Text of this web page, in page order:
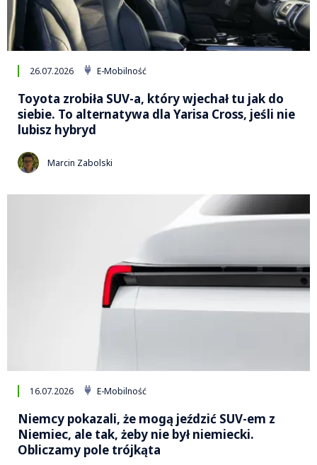
26.07.2026 E-Mobilność
Toyota zrobiła SUV-a, który wjechał tu jak do
siebie. To alternatywa dla Yarisa Cross, jeśli nie
lubisz hybryd
Marcin Zabolski
16.07.2026 E-Mobilność
Niemcy pokazali, że mogą jeździć SUV-em z
Niemiec, ale tak, żeby nie był niemiecki.
Obliczamy pole trójkąta